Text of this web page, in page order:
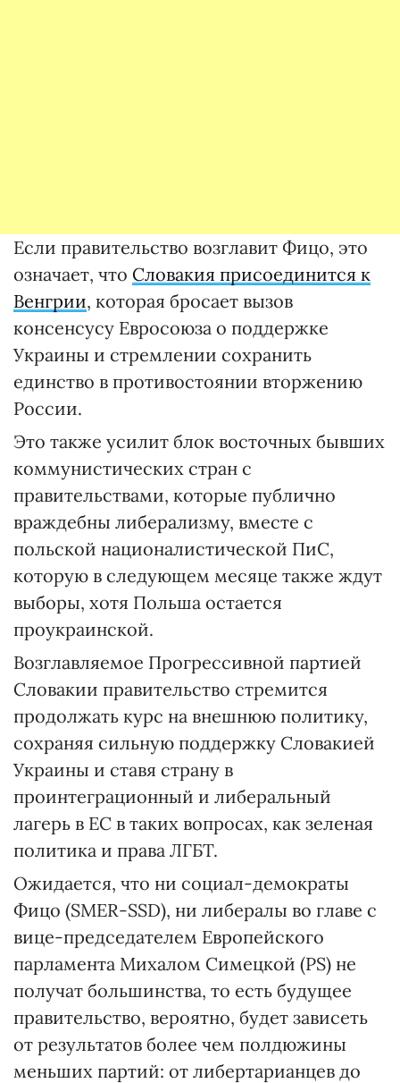
Если правительство возглавит Фицо, это
означает, что Словакия присоединится к
Венгрии, которая бросает вызов
консенсусу Евросоюза о поддержке
Украины и стремлении сохранить
единство в противостоянии вторжению
России.
Это также усилит блок восточных бывших
коммунистических стран с
правительствами, которые публично
враждебны либерализму, вместе с
польской националистической ПиС,
которую в следующем месяце также ждут
выборы, хотя Польша остается
проукраинской.
Возглавляемое Прогрессивной партией
Словакии правительство стремится
продолжать курс на внешнюю политику,
сохраняя сильную поддержку Словакией
Украины и ставя страну в
проинтеграционный и либеральный
лагерь в ЕС в таких вопросах, как зеленая
политика и права ЛГБТ.
Ожидается, что ни социал-демократы
Фицо (SMER-SSD), ни либералы во главе с
вице-председателем Европейского
парламента Михалом Симецкой (PS) не
получат большинства, то есть будущее
правительство, вероятно, будет зависеть
от результатов более чем полдюжины
меньших партий: от либертарианцев до